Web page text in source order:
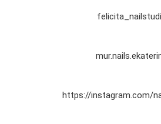
https://instagram.com/